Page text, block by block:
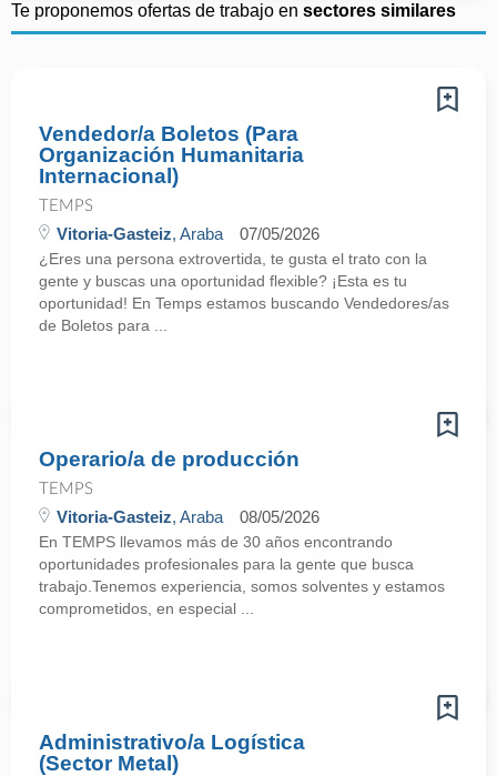
Te proponemos ofertas de trabajo en sectores similares
Vendedor/a Boletos (Para
Organización Humanitaria
Internacional)
TEMPS
Vitoria-Gasteiz, Araba 07/05/2026
¿Eres una persona extrovertida, te gusta el trato con la
gente y buscas una oportunidad flexible? ¡Esta es tu
oportunidad! En Temps estamos buscando Vendedores/as
de Boletos para ...
Operario/a de producción
TEMPS
Vitoria-Gasteiz, Araba 08/05/2026
En TEMPS llevamos más de 30 años encontrando
oportunidades profesionales para la gente que busca
trabajo.Tenemos experiencia, somos solventes y estamos
comprometidos, en especial ...
Administrativo/a Logística
(Sector Metal)